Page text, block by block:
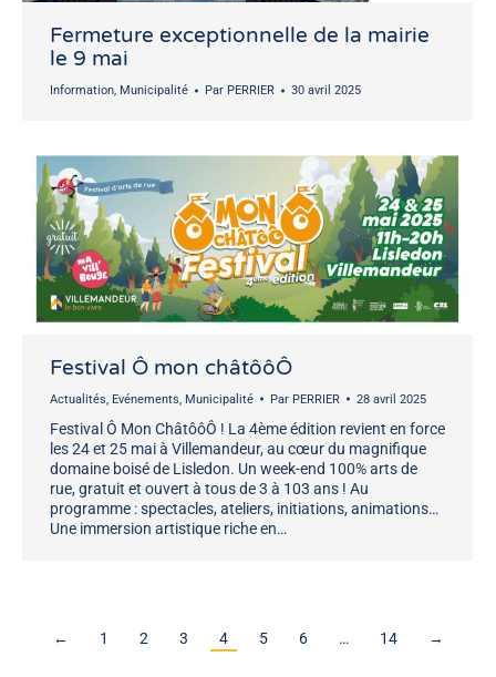
Fermeture exceptionnelle de la mairie
le 9 mai
Information, Municipalité Par PERRIER 30 avril 2025
Festival Ô mon châtôôÔ
Actualités, Evénements, Municipalité Par PERRIER 28 avril 2025
Festival Ô Mon ChâtôôÔ ! La 4ème édition revient en force
les 24 et 25 mai à Villemandeur, au cœur du magnifique
domaine boisé de Lisledon. Un week-end 100% arts de
rue, gratuit et ouvert à tous de 3 à 103 ans ! Au
programme : spectacles, ateliers, initiations, animations…
Une immersion artistique riche en…
← 1 2 3 4 5 6 … 14 →